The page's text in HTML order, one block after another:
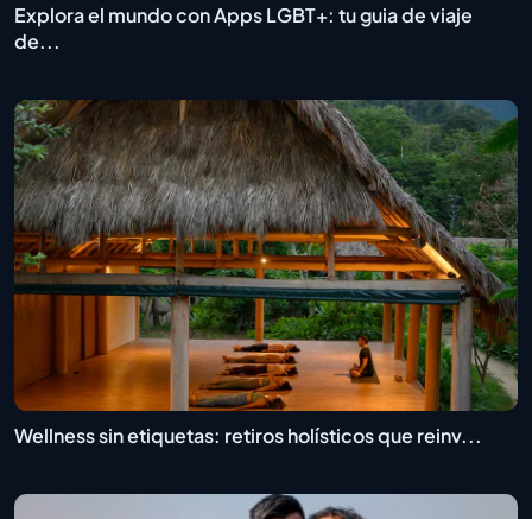
Explora el mundo con Apps LGBT+: tu guia de viaje
de...
Wellness sin etiquetas: retiros holísticos que reinv...